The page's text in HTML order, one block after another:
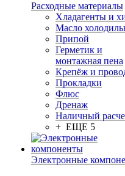
Расходные материалы
Хладагенты и
Масло
Припой
Герметик и
монтажная пена
Крепёж и
Прокладки
Флюс
Дренаж
Наличный
+ ЕЩЕ 5
Электронные